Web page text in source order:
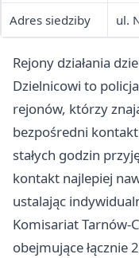
Adres siedziby ul.
Rejony działania
Dzielnicowi to
rejonów, którzy
bezpośredni
stałych godzin
kontakt najlepiej
ustalając
Komisariat Tarnów-
obejmujące łącznie